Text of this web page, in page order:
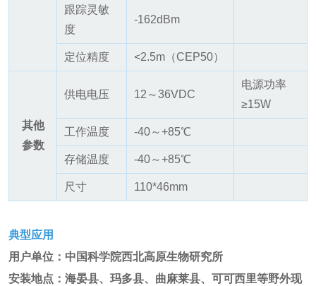
跟踪灵敏
度
-162dBm
定位精度 <2.5m（CEP50）
其他
参数
供电电压 12～36VDC
电源功率
≥15W
工作温度 -40～+85℃
存储温度 -40～+85℃
尺寸 110*46mm
典型应用
用户单位：中国科学院西北高原生物研究所
安装地点：海晏县、玛多县、曲麻莱县、可可西里等野外现